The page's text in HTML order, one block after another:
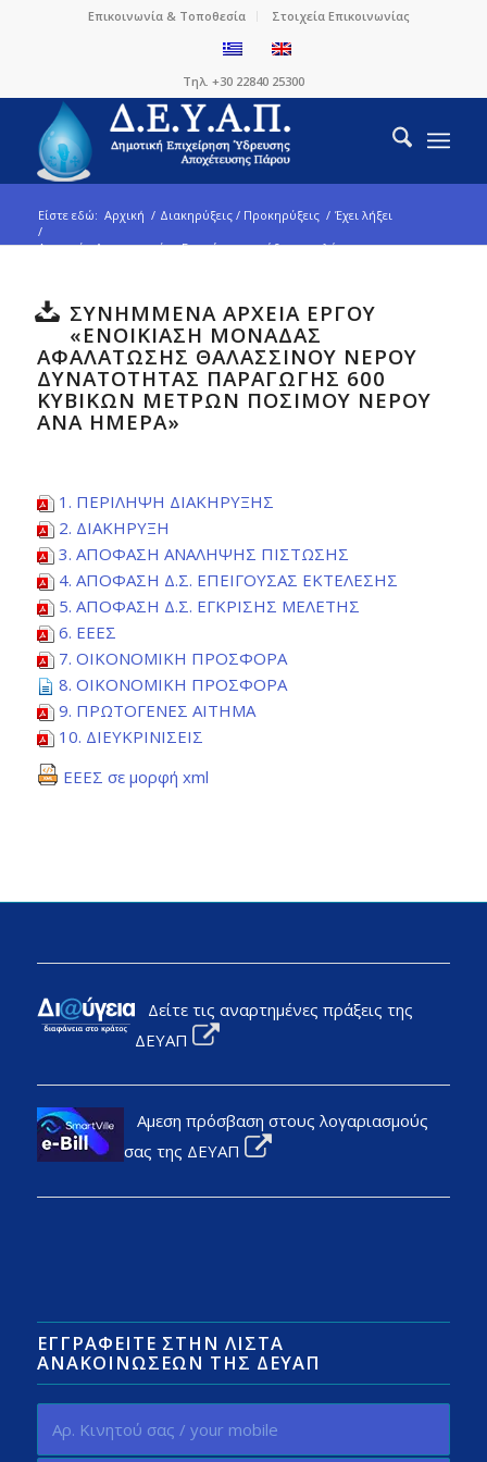
Επικοινωνία & Τοποθεσία Στοιχεία Επικοινωνίας
Τηλ. +30 22840 25300
Είστε εδώ: Αρχική / Διακηρύξεις / Προκηρύξεις / Έχει λήξει
/
Ανοικτός Διαγωνισμός «Ενοικίαση μονάδας αφαλάτωσης
ΣΥΝΗΜΜΕΝΑ ΑΡΧΕΙΑ ΕΡΓΟΥ
«ΕΝΟΙΚΊΑΣΗ ΜΟΝΆΔΑΣ
ΑΦΑΛΆΤΩΣΗΣ ΘΑΛΑΣΣΙΝΟΎ ΝΕΡΟΎ
ΔΥΝΑΤΌΤΗΤΑΣ ΠΑΡΑΓΩΓΉΣ 600
ΚΥΒΙΚΏΝ ΜΈΤΡΩΝ ΠΌΣΙΜΟΥ ΝΕΡΟΎ
ΑΝΆ ΗΜΈΡΑ»
1. ΠΕΡΙΛΗΨΗ ΔΙΑΚΗΡΥΞΗΣ
2. ΔΙΑΚΗΡΥΞΗ
3. ΑΠΟΦΑΣΗ ΑΝΑΛΗΨΗΣ ΠΙΣΤΩΣΗΣ
4. ΑΠΟΦΑΣΗ Δ.Σ. ΕΠΕΙΓΟΥΣΑΣ ΕΚΤΕΛΕΣΗΣ
5. ΑΠΟΦΑΣΗ Δ.Σ. ΕΓΚΡΙΣΗΣ ΜΕΛΕΤΗΣ
6. ΕΕΕΣ
7. ΟΙΚΟΝΟΜΙΚΗ ΠΡΟΣΦΟΡΑ
8. ΟΙΚΟΝΟΜΙΚΗ ΠΡΟΣΦΟΡΑ
9. ΠΡΩΤΟΓΕΝΕΣ ΑΙΤΗΜΑ
10. ΔΙΕΥΚΡΙΝΙΣΕΙΣ
ΕΕΕΣ σε μορφή xml
Δείτε τις αναρτημένες πράξεις της
ΔΕΥΑΠ
Αμεση πρόσβαση στους λογαριασμούς
σας της ΔΕΥΑΠ
ΕΓΓΡΑΦΕΊΤΕ ΣΤΗΝ ΛΊΣΤΑ
ΑΝΑΚΟΙΝΏΣΕΩΝ ΤΗΣ ΔΕΥΑΠ